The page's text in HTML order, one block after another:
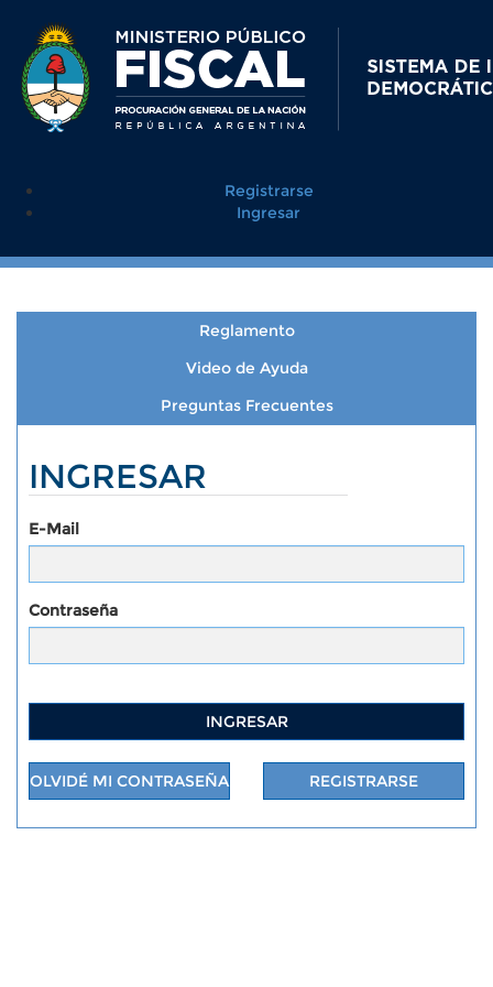
Registrarse
Ingresar
Reglamento
Video de Ayuda
Preguntas Frecuentes
INGRESAR
E-Mail
Contraseña
INGRESAR
OLVIDÉ MI CONTRASEÑA REGISTRARSE